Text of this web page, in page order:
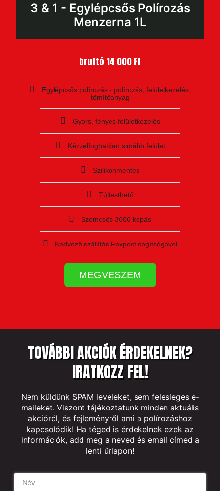
3 & 1 - Egylépcsős Polírozás
Menzerna 1L
bruttó 14 000 Ft
Egylépcsős polírozás - polírozás, felületkezelés,
tömítőanyag
Gyors, fényes felületkezelés
Kézzelfoghatóan simább felület
Szilikonmentes
Túlfesthető
Szemcsés 3000 kopás
Kedvező szállítás Foxpost segítségével
MEGVESZEM
TOVÁBBI AKCIÓK ÉRDEKELNEK?
IRATKOZZ FEL!
Nem küldünk SPAM leveleket, sem felesleges e-
maileket. Viszont tájékoztatunk minden aktuális
akcióról, és fejleményről ami a polírozáshoz
kapcsolódik! Ha téged is érdekelnek ezek az
információk, add meg a neved és email címed a
lenti űrlapon!